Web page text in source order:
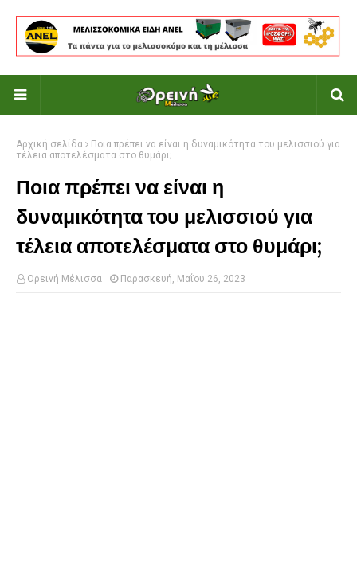
Αρχική σελίδα
Ποια πρέπει να είναι η δυναμικότητα του μελισσιού για
τέλεια αποτελέσματα στο θυμάρι;
Ποια πρέπει να είναι η
δυναμικότητα του μελισσιού για
τέλεια αποτελέσματα στο θυμάρι;
Ορεινή Μέλισσα Παρασκευή, Μαΐου 26, 2023